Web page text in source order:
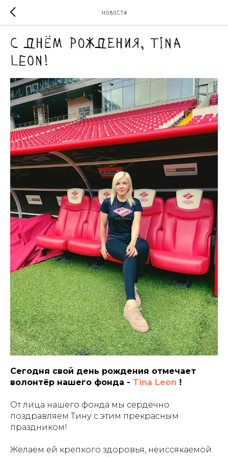
Новости
С днём рождения, Tina
Leon!
Сегодня свой день рождения отмечает
волонтёр нашего фонда - Tina Leon !
От лица нашего фонда мы сердечно
поздравляем Тину с этим прекрасным
праздником!
Желаем ей крепкого здоровья, неиссякаемой